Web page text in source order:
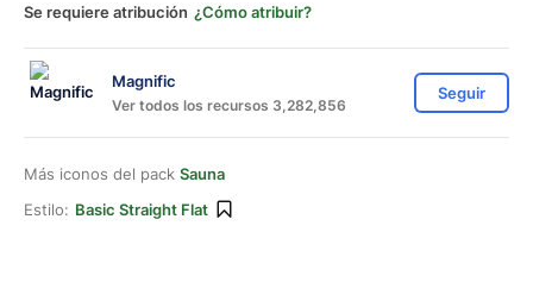
Se requiere atribución ¿Cómo atribuir?
Magnific
Ver todos los recursos 3,282,856
Seguir
Más iconos del pack Sauna
Estilo: Basic Straight Flat